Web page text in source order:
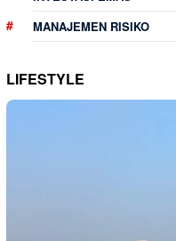
MANAJEMEN RISIKO
LIFESTYLE